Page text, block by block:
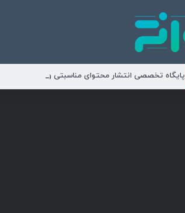
پایگاه تخصصی انتشار محتوای مناسبتی و موضوعی